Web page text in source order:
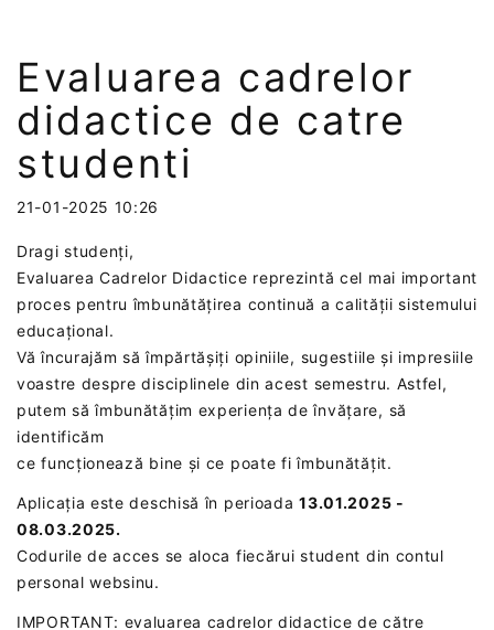
Evaluarea cadrelor
didactice de catre
studenti
21-01-2025 10:26
Dragi studenți,
Evaluarea Cadrelor Didactice reprezintă cel mai important
proces pentru îmbunătățirea continuă a calității sistemului
educațional.
Vă încurajăm să împărtășiți opiniile, sugestiile și impresiile
voastre despre disciplinele din acest semestru. Astfel,
putem să îmbunătățim experiența de învățare, să
identificăm
ce funcționează bine și ce poate fi îmbunătățit.
Aplicația este deschisă în perioada13.01.2025 -
08.03.2025.
Codurile de acces se aloca fiecărui student din contul
personal websinu.
IMPORTANT: evaluarea cadrelor didactice de către